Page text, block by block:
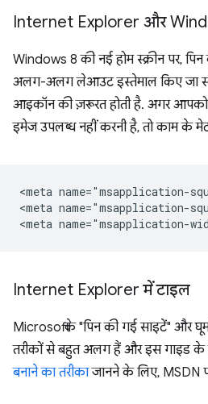
Internet Explorer और
Windows 8 की नई होम स्क्रीन पर,
अलग-अलग लेआउट इस्तेमाल किए जा
आइकॉन की ज़रूरत होती है. अगर
इमेज उपलब्ध नहीं करनी है, तो काम के
<meta name="msapplication-
<meta name="msapplication-
Internet Explorer में टाइल
Microsoft के "पिन की गई साइटें" और
तरीकों से बहुत अलग हैं और इस गाइड के
बनाने का तरीकाजानने के लिए, MSDN